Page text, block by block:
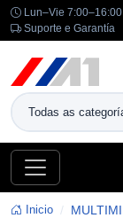
Lun–Vie
Suporte e Garantía
Inicio